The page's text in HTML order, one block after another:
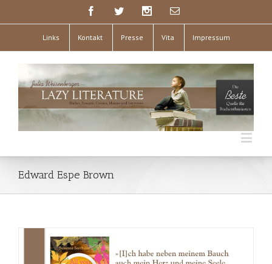
Links Kontakt Presse Vita Impressum
Edward Espe Brown